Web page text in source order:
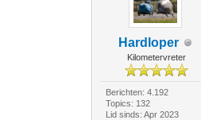
Hardloper
Kilometervreter
Berichten: 4.192
Topics: 132
Lid sinds: Apr 2023